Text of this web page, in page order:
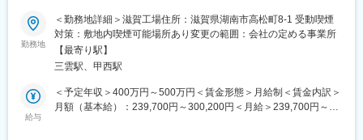
変更の範囲：会社の定める業務
ります。
■業務内容：
学校や病院、官公庁、食品工場などで使用されるハンドソープや
業務用洗浄剤、消毒剤の製造業務をお任せします。主な業務は製
品の調合や充填作業ですが、製造ラインの管理や簡単なメンテナ
ンスもお任せします。
勤務地
＜勤務地詳細＞滋賀工場住所：滋賀県湖南市高松町8-1 受動喫煙
対策：敷地内喫煙可能場所あり変更の範囲：会社の定める事業所
【最寄り駅】
三雲駅、甲西駅
給与
＜予定年収＞400万円～500万円＜賃金形態＞月給制＜賃金内訳＞
月額（基本給）：239,700円～300,200円＜月給＞239,700円～